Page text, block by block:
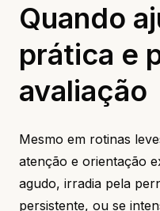
Quando
prática e
avaliação
Mesmo em rotinas
atenção e orientação
agudo, irradia pela
persistente, ou se